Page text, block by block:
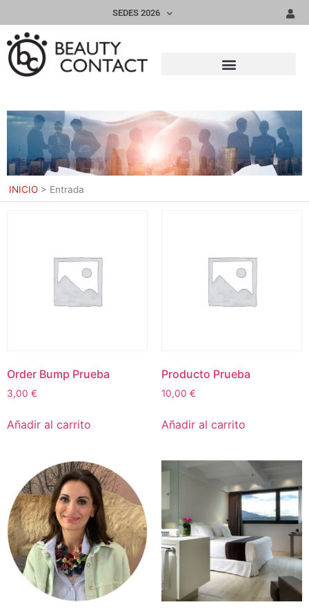
SEDES 2026
INICIO > Entrada
Order Bump Prueba
3,00 €
Añadir al carrito
Producto Prueba
10,00 €
Añadir al carrito